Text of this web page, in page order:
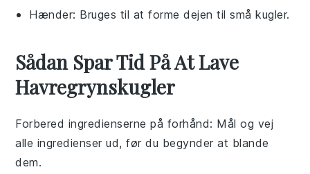
Hænder: Bruges til at forme dejen til små kugler.
Sådan Spar Tid På At Lave
Havregrynskugler
Forbered ingredienserne på forhånd: Mål og vej
alle ingredienser ud, før du begynder at blande
dem.